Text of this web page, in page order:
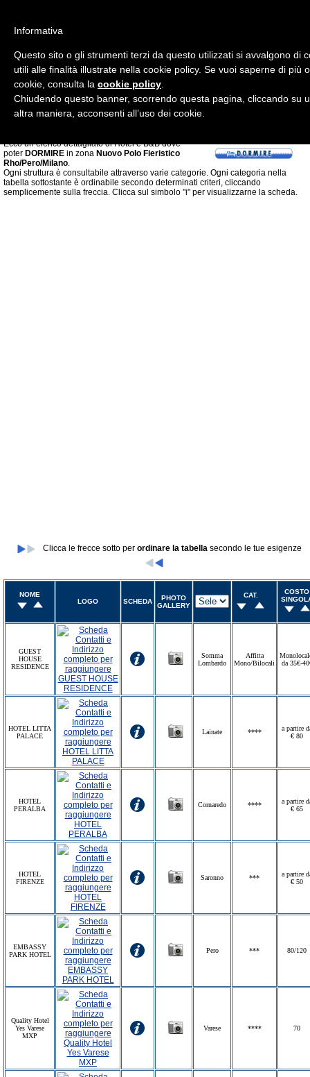
Ecco un elenco dettagliato di Hotel e B&B dove
poter DORMIRE in zona Nuovo Polo Fieristico
Rho/Pero/Milano.
Ogni struttura è consultabile attraverso varie categorie. Ogni categoria nella
tabella sottostante è ordinabile secondo determinati criteri, cliccando
semplicemente sulla freccia. Clicca sul simbolo "i" per visualizzarne la scheda.
Clicca le frecce sotto per ordinare la tabella secondo le tue esigenze
NOME
LOGO
SCHEDA
PHOTO
GALLERY
CAT.
COSTO
GUEST
HOUSE
RESIDENCE
Somma
Lombardo
Affitta
Mono/Bilocali
da 35€-
HOTEL LITTA
PALACE
Lainate ****
a partire
€ 80
HOTEL
PERALBA
Cornaredo ****
a partire
€ 65
HOTEL
FIRENZE
Saronno ***
a partire
€ 50
EMBASSY
PARK HOTEL
Pero *** 80/120
Quality Hotel
Yes Varese
MXP
Varese **** 70
Informativa
Questo sito o gli strumenti terzi da questo utilizzati si avvalgono di
utili alle finalità illustrate nella cookie policy. Se vuoi saperne di più
cookie, consulta la cookie policy
Chiudendo questo banner, scorrendo questa pagina, cliccando su
altra maniera, acconsenti all’uso dei cookie.